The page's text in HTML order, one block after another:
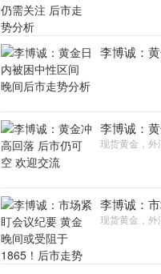
李博诚：
李博诚：
现货黄金，
李博诚：
现货黄金，